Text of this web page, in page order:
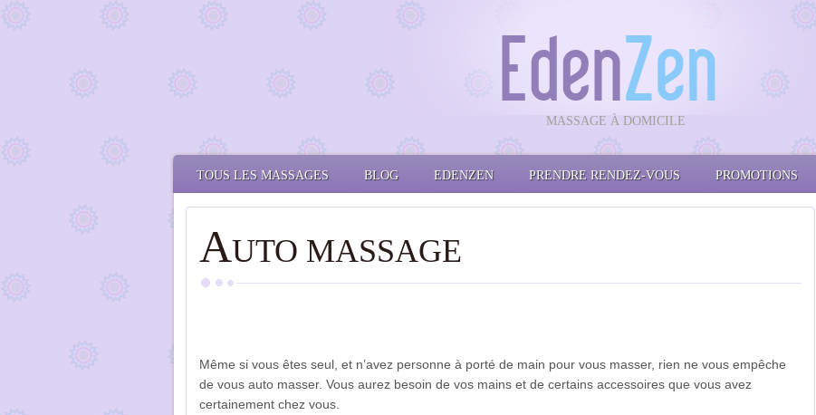
MASSAGE À DOMICILE
TOUS LES MASSAGES BLOG EDENZEN PRENDRE RENDEZ-VOUS PROMOTIONS
AUTO MASSAGE
Même si vous êtes seul, et n’avez personne à porté de main pour vous masser, rien ne vous empêche
de vous auto masser. Vous aurez besoin de vos mains et de certains accessoires que vous avez
certainement chez vous.